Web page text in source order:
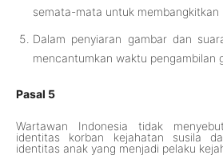
semata-mata untuk membangkitkan
Dalam penyiaran gambar dan
mencantumkan waktu pengambilan
Pasal 5
Wartawan Indonesia tidak
identitas korban kejahatan susila
identitas anak yang menjadi pelaku